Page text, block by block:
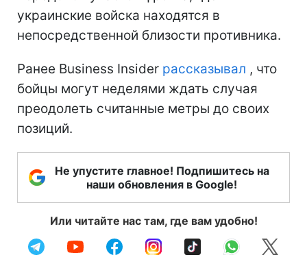
украинские войска находятся в
непосредственной близости противника.
Ранее Business Insider рассказывал , что
бойцы могут неделями ждать случая
преодолеть считанные метры до своих
позиций.
Не упустите главное! Подпишитесь на
наши обновления в Google!
Или читайте нас там, где вам удобно!